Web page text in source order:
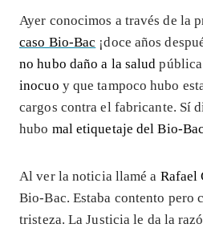
Ayer conocimos a través de la
caso Bio-Bac ¡doce años
no hubo daño a la salud
inocuo y que tampoco hubo
cargos contra el fabricante. Sí
hubo mal etiquetaje del Bio-Bac
Al ver la noticia llamé a Rafael
Bio-Bac. Estaba contento pero
tristeza. La Justicia le da la